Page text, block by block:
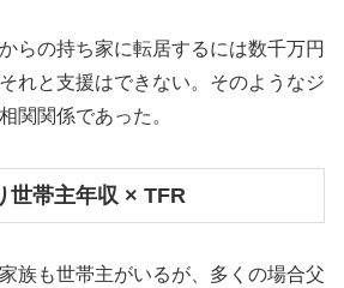
らの持ち家に転居するには数千万円
れと支援はできない。そのようなジ
関関係であった。
世帯主年収 × TFR
族も世帯主がいるが、多くの場合父